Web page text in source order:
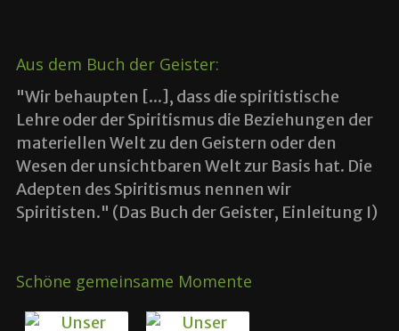
Aus dem Buch der Geister:
"Wir behaupten [...], dass die spiritistische
Lehre oder der Spiritismus die Beziehungen der
materiellen Welt zu den Geistern oder den
Wesen der unsichtbaren Welt zur Basis hat. Die
Adepten des Spiritismus nennen wir
Spiritisten." (Das Buch der Geister, Einleitung I)
Schöne gemeinsame Momente